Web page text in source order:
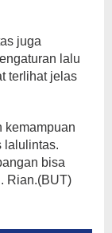
juga
lalu
terlihat jelas
kemampuan
lalulintas.
bisa
Rian.(BUT)